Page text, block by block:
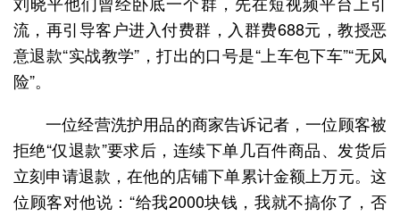
流，再引导客户进入付费群，入群费688元，教授恶
意退款“实战教学”，打出的口号是“上车包下车”“无风
险”。
一位经营洗护用品的商家告诉记者，一位顾客被
拒绝“仅退款”要求后，连续下单几百件商品、发货后
立刻申请退款，在他的店铺下单累计金额上万元。这
位顾客对他说：“给我2000块钱，我就不搞你了，否